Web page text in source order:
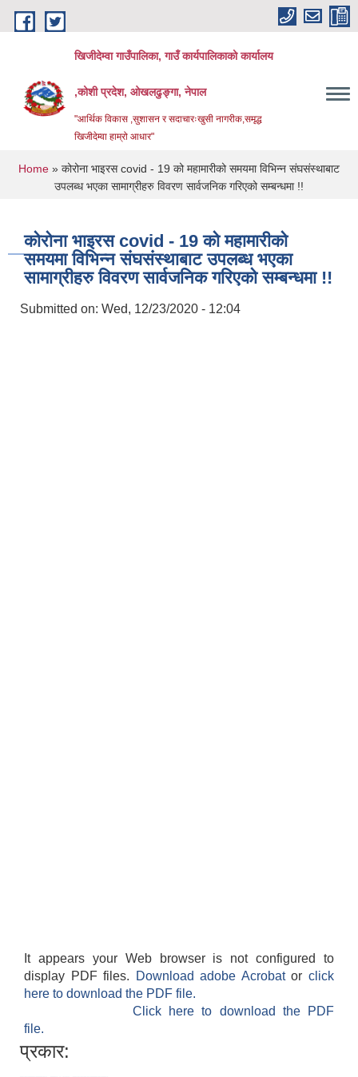
Skip to main content
खिजीदेम्वा गाउँपालिका, गाउँ कार्यपालिकाको कार्यालय
,कोशी प्रदेश, ओखलढुङ्गा, नेपाल
"आर्थिक विकास ,सुशासन र सदाचारःखुसी नागरीक,समृद्ध
खिजीदेम्वा हाम्रो आधार"
You are here
Home » कोरोना भाइरस covid - 19 को महामारीको समयमा विभिन्न संघसंस्थाबाट
उपलब्ध भएका सामाग्रीहरु विवरण सार्वजनिक गरिएको सम्बन्धमा !!
कोरोना भाइरस covid - 19 को महामारीको
समयमा विभिन्न संघसंस्थाबाट उपलब्ध भएका
सामाग्रीहरु विवरण सार्वजनिक गरिएको सम्बन्धमा !!
Submitted on: Wed, 12/23/2020 - 12:04
It appears your Web browser is not configured to
display PDF files.
Download adobe Acrobatorclick
here to download the PDF file.
Click here to download the PDF
file.
प्रकार: